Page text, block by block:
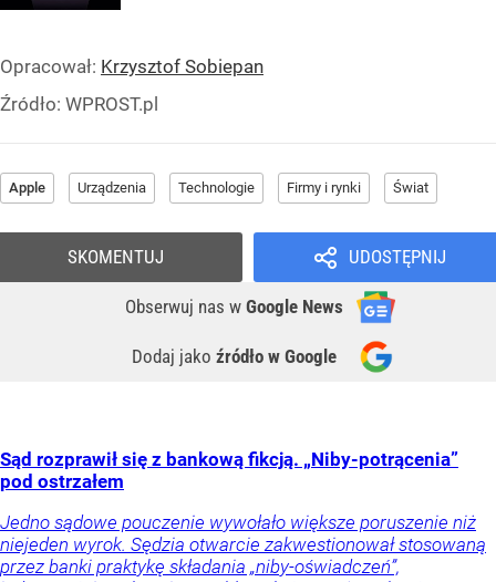
Opracował: Krzysztof Sobiepan
Źródło: WPROST.pl
Apple Urządzenia Technologie Firmy i rynki Świat
UDOSTĘPNIJ
Obserwuj nas w Google News
Dodaj jako źródło w Google
SKOMENTUJ
Sąd rozprawił się z bankową fikcją. „Niby-potrącenia”
pod ostrzałem
Jedno sądowe pouczenie wywołało większe poruszenie niż
niejeden wyrok. Sędzia otwarcie zakwestionował stosowaną
przez banki praktykę składania „niby-oświadczeń”,